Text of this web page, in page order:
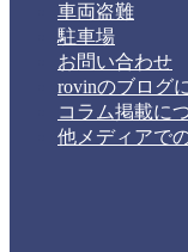
車両盗難
駐車場
お問い合わせ
rovinのブログ
コラム掲載に
他メディアで